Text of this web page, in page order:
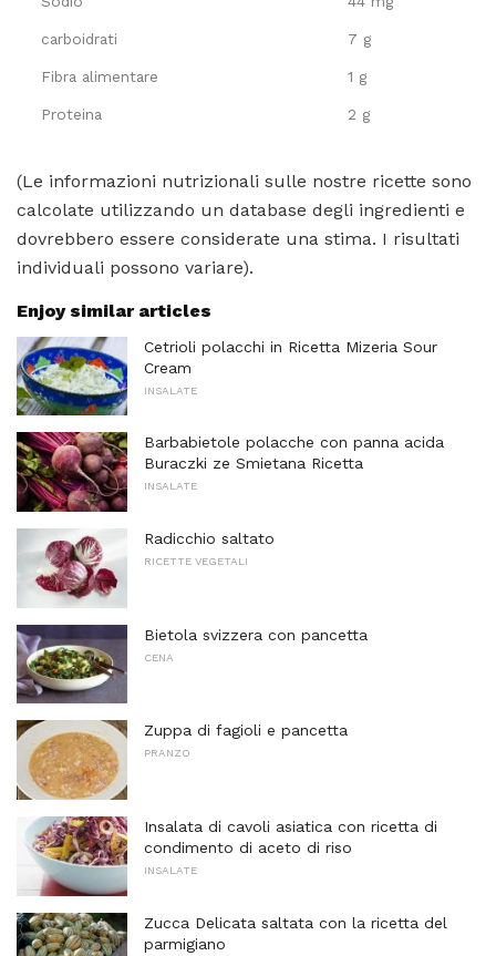
carboidrati 7 g
Fibra alimentare 1 g
Proteina 2 g
(Le informazioni nutrizionali sulle nostre ricette sono
calcolate utilizzando un database degli ingredienti e
dovrebbero essere considerate una stima. I risultati
individuali possono variare).
Enjoy similar articles
Cetrioli polacchi in Ricetta Mizeria Sour
Cream
INSALATE
Barbabietole polacche con panna acida
Buraczki ze Smietana Ricetta
INSALATE
Radicchio saltato
RICETTE VEGETALI
Bietola svizzera con pancetta
CENA
Zuppa di fagioli e pancetta
PRANZO
Insalata di cavoli asiatica con ricetta di
condimento di aceto di riso
INSALATE
Zucca Delicata saltata con la ricetta del
parmigiano